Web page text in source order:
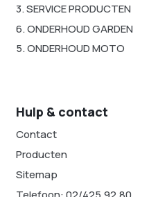
3. SERVICE PRODUCTEN
6. ONDERHOUD GARDEN
5. ONDERHOUD MOTO
Hulp & contact
Contact
Producten
Sitemap